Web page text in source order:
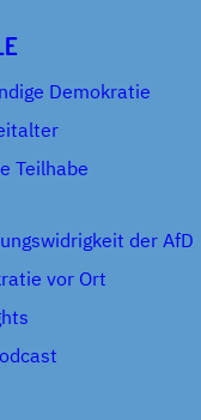
Demokratie
Teilhabe
der AfD
vor Ort